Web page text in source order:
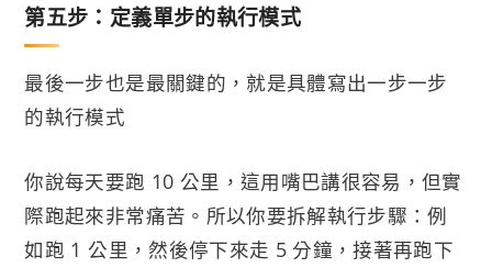
第五步：定義單步的執行模式
最後一步也是最關鍵的，就是具體寫出一步一步
的執行模式
你說每天要跑 10 公里，這用嘴巴講很容易，但實
際跑起來非常痛苦。所以你要拆解執行步驟：例
如跑 1 公里，然後停下來走 5 分鐘，接著再跑下